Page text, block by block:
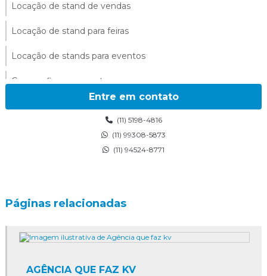
Locação de stand de vendas
Locação de stand para feiras
Locação de stands para eventos
Cenografia para eventos
Cenarios para eventos
Cenografia tematica
Agência de degustação
Entre em contato
(11) 5198-4816
(11) 99308-5873
(11) 94524-8771
Páginas relacionadas
AGÊNCIA QUE FAZ KV